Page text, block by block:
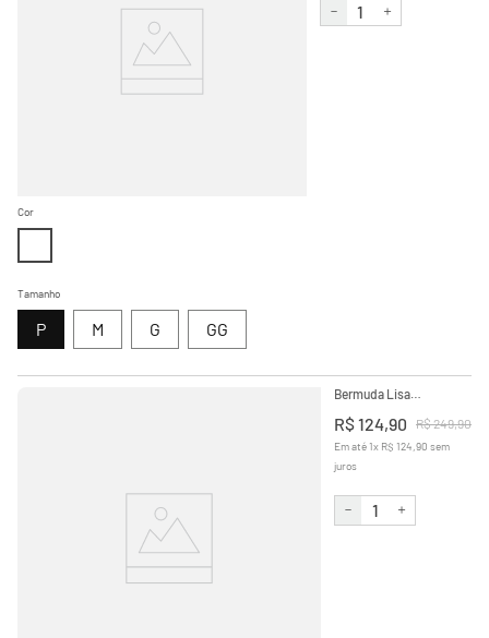
＋
－
Tamanho
G GG
M
P
Cor
Bermuda Lisa
R$124,90 R$249,90
Em até 1x R$ 124 90 sem
juros
＋
－